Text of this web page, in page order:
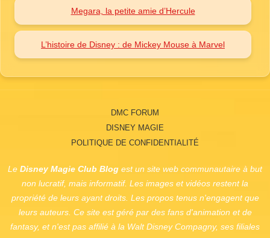
Megara, la petite amie d’Hercule
L’histoire de Disney : de Mickey Mouse à Marvel
DMC FORUM
DISNEY MAGIE
POLITIQUE DE CONFIDENTIALITÉ
Le Disney Magie Club Blog est un site web communautaire à but
non lucratif, mais informatif. Les images et vidéos restent la
propriété de leurs ayant droits. Les propos tenus n'engagent que
leurs auteurs. Ce site est géré par des fans d'animation et de
fantasy, et n'est pas affilié à la Walt Disney Compagny, ses filiales